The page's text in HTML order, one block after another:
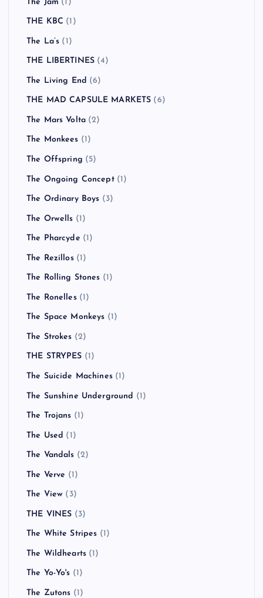
The Jam (1)
THE KBC (1)
The La’s (1)
THE LIBERTINES (4)
The Living End (6)
THE MAD CAPSULE MARKETS (6)
The Mars Volta (2)
The Monkees (1)
The Offspring (5)
The Ongoing Concept(1)
The Ordinary Boys (3)
The Orwells (1)
The Pharcyde (1)
The Rezillos(1)
The Rolling Stones (1)
The Ronelles(1)
The Space Monkeys (1)
The Strokes (2)
THE STRYPES (1)
The Suicide Machines(1)
The Sunshine Underground (1)
The Trojans (1)
The Used (1)
The Vandals (2)
The Verve (1)
The View (3)
THE VINES (3)
The White Stripes (1)
The Wildhearts (1)
The Yo-Yo's (1)
The Zutons (1)